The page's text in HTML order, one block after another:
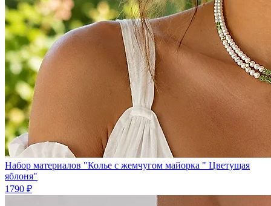
Набор материалов "Колье с жемчугом майорка " Цветущая
яблоня"
1790 ₽